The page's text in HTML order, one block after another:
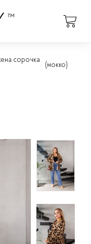
™
сорочка
(мокко)